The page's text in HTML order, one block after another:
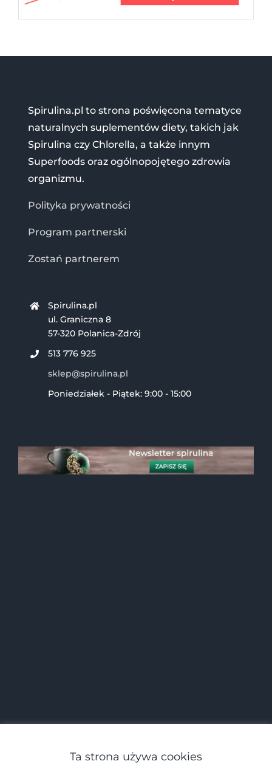
Spirulina.pl to strona poświęcona tematyce
naturalnych suplementów diety, takich jak
Spirulina czy Chlorella, a także innym
Superfoods oraz ogólnopojętego zdrowia
organizmu.
Polityka prywatności
Program partnerski
Zostań partnerem
Spirulina.pl
ul. Graniczna 8
57-320 Polanica-Zdrój
513 776 925
sklep@spirulina.pl
Poniedziałek - Piątek: 9:00 - 15:00
Ta strona używa cookies